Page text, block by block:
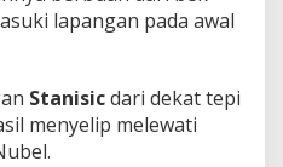
lapangan pada awal
Stanisicdari dekat tepi
menyelip melewati